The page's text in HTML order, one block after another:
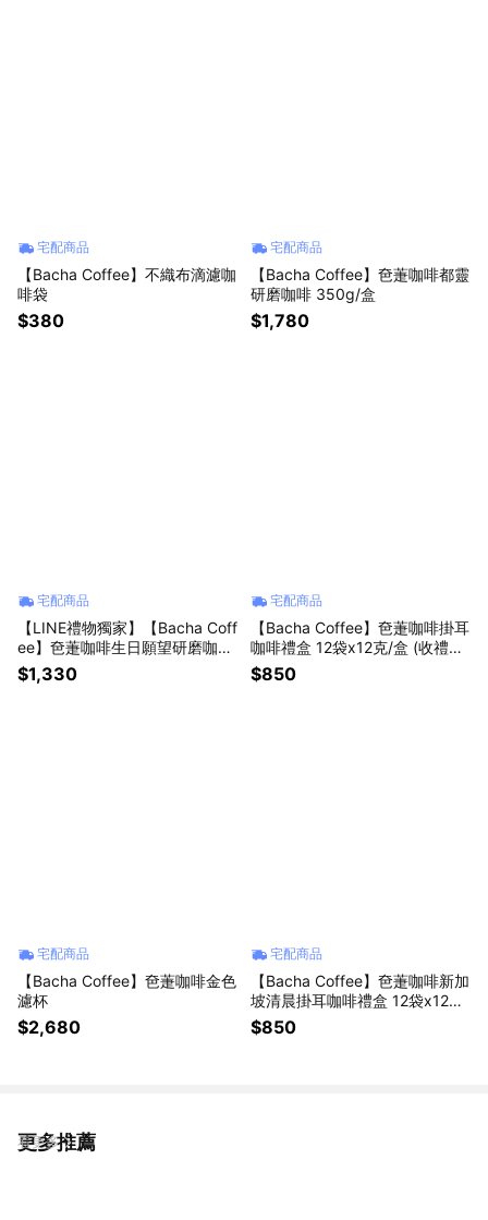
宅配商品
【Bacha Coffee】不織布滴濾咖
啡袋
$380
宅配商品
【Bacha Coffee】夿萐咖啡都靈
研磨咖啡 350g/盒
$1,780
宅配商品
【LINE禮物獨家】【Bacha Coff
ee】夿萐咖啡生日願望研磨咖
啡-遊牧系列 250g/盒
$1,330
宅配商品
【Bacha Coffee】夿萐咖啡掛耳
咖啡禮盒 12袋x12克/盒 (收禮者
自選風味)
$850
宅配商品
【Bacha Coffee】夿萐咖啡金色
濾杯
$2,680
宅配商品
【Bacha Coffee】夿萐咖啡新加
坡清晨掛耳咖啡禮盒 12袋x12克/
盒
$850
更多推薦
看更多